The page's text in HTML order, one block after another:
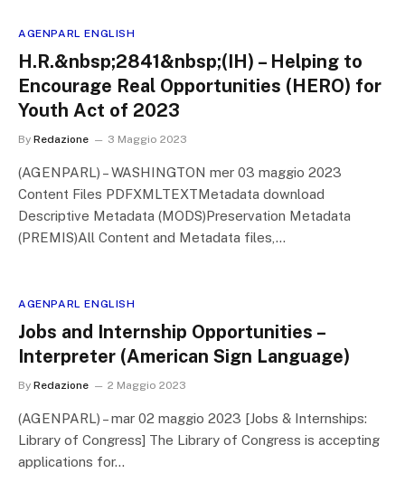
AGENPARL ENGLISH
H.R.&nbsp;2841&nbsp;(IH) – Helping to
Encourage Real Opportunities (HERO) for
Youth Act of 2023
By Redazione 3 Maggio 2023
(AGENPARL) – WASHINGTON mer 03 maggio 2023
Content Files PDFXMLTEXTMetadata download
Descriptive Metadata (MODS)Preservation Metadata
(PREMIS)All Content and Metadata files,…
AGENPARL ENGLISH
Jobs and Internship Opportunities –
Interpreter (American Sign Language)
By Redazione 2 Maggio 2023
(AGENPARL) – mar 02 maggio 2023 [Jobs & Internships:
Library of Congress] The Library of Congress is accepting
applications for…